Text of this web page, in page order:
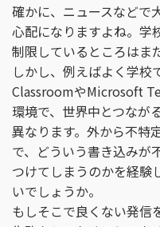
確かに、ニュースなどで
心配になりますよね。学
制限しているところはま
しかし、例えばよく学
ClassroomやMicrosoft
環境で、世界中とつなが
異なります。外から不特
で、どういう書き込みが
つけてしまうのかを経験
いでしょうか。
もしそこで良くない発信